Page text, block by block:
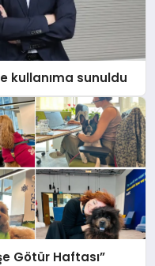
kullanıma sunuldu
Götür Haftası”